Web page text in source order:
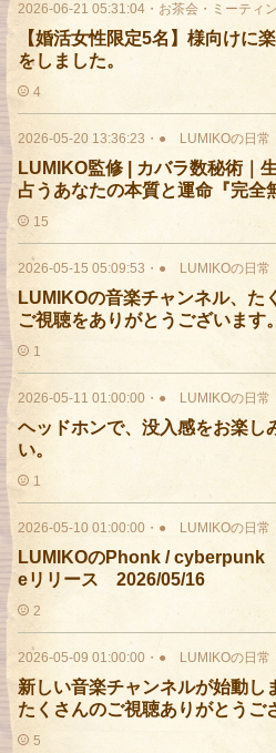
2026-06-21 05:31:04 ・ お茶会・ミーティ
【婚活女性限定5名】様向けに
をしました。
4
2026-05-20 13:36:23 ・ ● LUMIKOの日常
LUMIKO監修 | カバラ数秘術｜
占うあなたの本質と運命『完全
15
2026-05-15 05:09:53 ・ ● LUMIKOの日常
LUMIKOの音楽チャンネル、た
ご視聴をありがとうございます。
1
2026-05-11 01:00:00 ・ ● LUMIKOの日常
ヘッドホンで、没入感をお楽し
い。
1
2026-05-10 01:00:00 ・ ● LUMIKOの日常
LUMIKOのPhonk /
eリリース 2026/05/16
2
2026-05-09 01:00:00 ・ ● LUMIKOの日常
新しい音楽チャンネルが始動し
たくさんのご視聴ありがとうご
す。
5